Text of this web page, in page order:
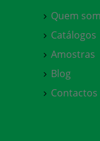
Quem
Catálogos
Amostras
Blog
Contactos